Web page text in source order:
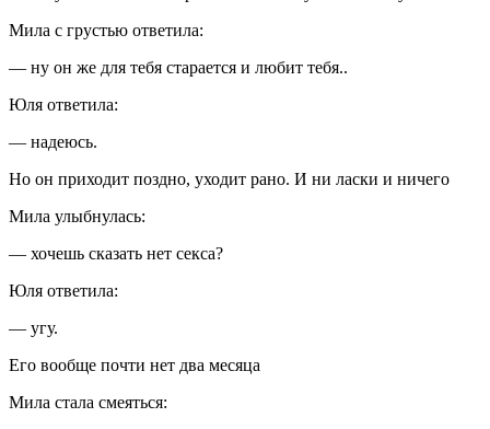
Мила с грустью ответила:
— ну он же для тебя старается и любит тебя..
Юля ответила:
— надеюсь.
Но он приходит поздно, уходит рано. И ни ласки и ничего
Мила улыбнулась:
— хочешь сказать нет секса?
Юля ответила:
— угу.
Его вообще почти нет два месяца
Мила стала смеяться: